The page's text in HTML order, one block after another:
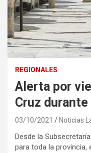
REGIONALES
Alerta por
Cruz
03/10/2021 Noticias
Desde la
para toda la provincia,